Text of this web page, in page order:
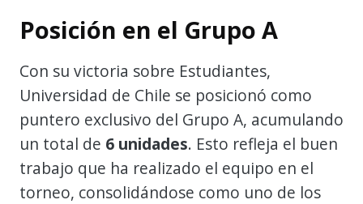
Posición en el Grupo A
Con su victoria sobre Estudiantes,
Universidad de Chile se posicionó como
puntero exclusivo del Grupo A, acumulando
un total de 6 unidades. Esto refleja el buen
trabajo que ha realizado el equipo en el
torneo, consolidándose como uno de los